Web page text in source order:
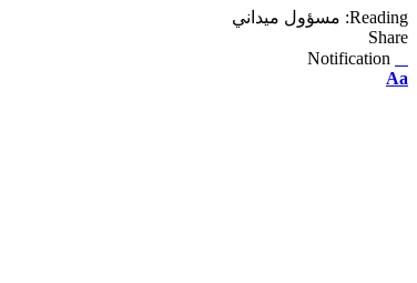
Reading: مسؤول ميداني
Share
Notification
Font
Aa